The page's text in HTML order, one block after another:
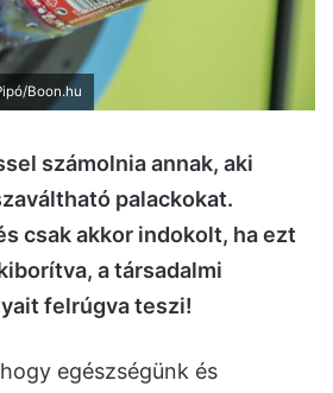
Boon.hu
számolnia annak, aki
palackokat.
csak akkor indokolt, ha ezt
a társadalmi
felrúgva teszi!
egészségünk és